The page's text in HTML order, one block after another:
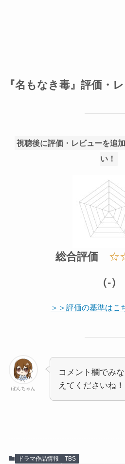
『名もなき毒』評価・
視聴後に評価・レビューを追
い！
総合評価
（-）
＞＞評価の基準はこ
ぽんちゃん
コメント欄でみ
えてくださいね！
ドラマ作品情報
TBS